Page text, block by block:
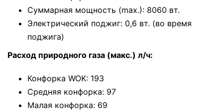
Суммарная мощность (max.): 8060 вт.
Электрический поджиг: 0,6 вт. (во время
поджига)
Расход природного газа (макс.) л/ч:
Конфорка WOK: 193
Средняя конфорка: 97
Малая конфорка: 69